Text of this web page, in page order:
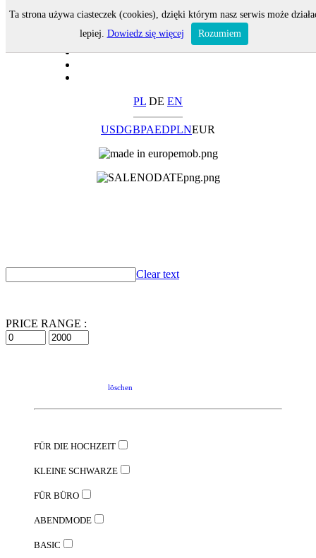
PL DE EN
USDGBPAEDPLNEUR
Clear text
PRICE RANGE :
löschen
FÜR DIE HOCHZEIT
KLEINE SCHWARZE
FÜR BÜRO
ABENDMODE
BASIC
Ta strona używa ciasteczek (cookies), dzięki którym nasz serwis może
lepiej. Dowiedz się więcej Rozumiem